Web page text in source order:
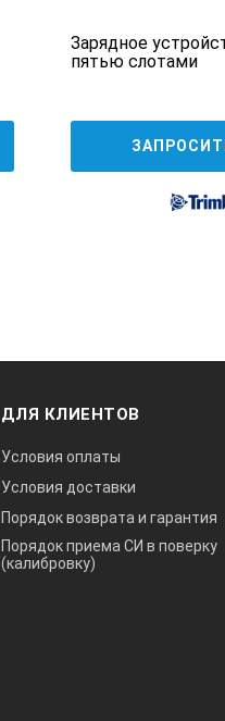
Зарядное
пятью слотами
ДЛЯ КЛИЕНТОВ
Условия оплаты
Условия доставки
Порядок возврата и гарантия
Порядок приема СИ в поверку
(калибровку)